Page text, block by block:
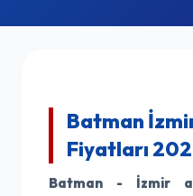
Batman
Fiyatları
Batman - İzmir